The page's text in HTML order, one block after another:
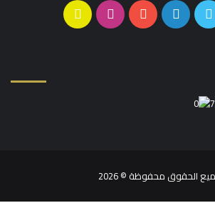
تويتر لينكدإن يوتيوب انستقرامسناب
الحقوق محفوظة © 2026